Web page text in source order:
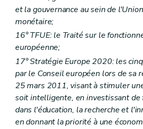
Art.
Chapitre III
Du contrôle
Art.
ChapitreIV
externe et de la
Art.
Art.102/1
Art.103
Art.
103
LivreIV
Dispositions diverses,
TitreIer
Dispositions
Art.104– Décret du 17
Titre II
Dispositions
et la gouvernance au sein de
monétaire;
16° TFUE: le Traité sur le
européenne;
17° Stratégie Europe 2020: les
par le Conseil européen lors de sa
25 mars 2011, visant à stimuler
soit intelligente, en investissant de
dans l'éducation, la recherche et
en donnant la priorité à une